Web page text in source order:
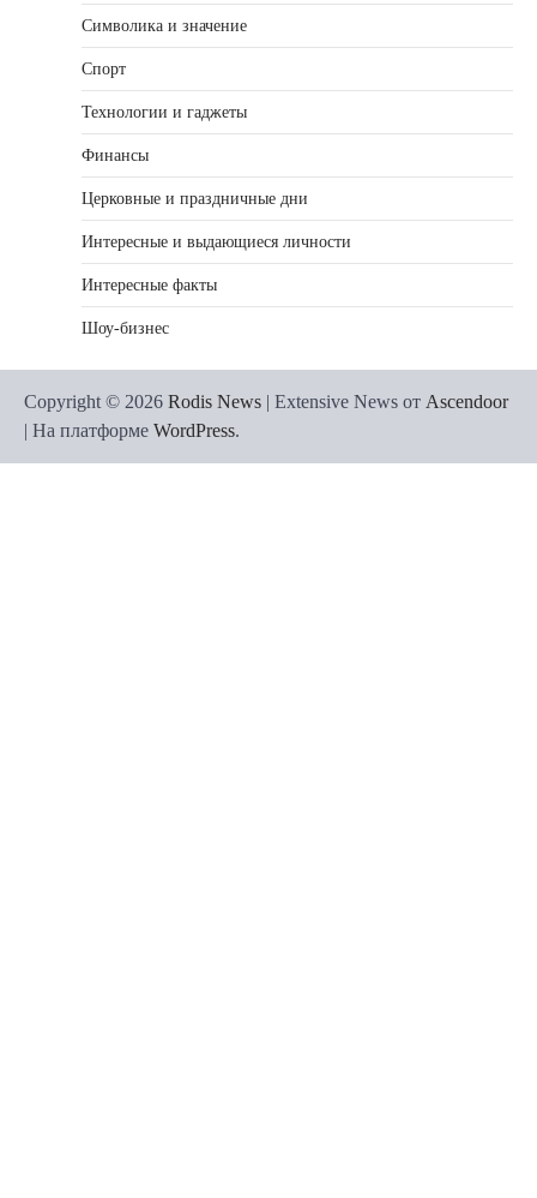
Символика и значение
Спорт
Технологии и гаджеты
Финансы
Церковные и праздничные дни
Интересные и выдающиеся личности
Интересные факты
Шоу-бизнес
Copyright © 2026 Rodis News | Extensive News от Ascendoor
| На платформе WordPress.